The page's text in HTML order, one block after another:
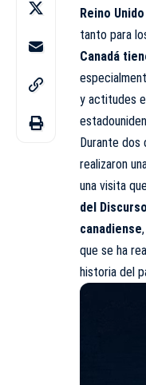
Reino Unido
tanto para
Canadá
y actitudes
Durante dos
realizaron
una visita
del
canadiense
que se ha
historia del